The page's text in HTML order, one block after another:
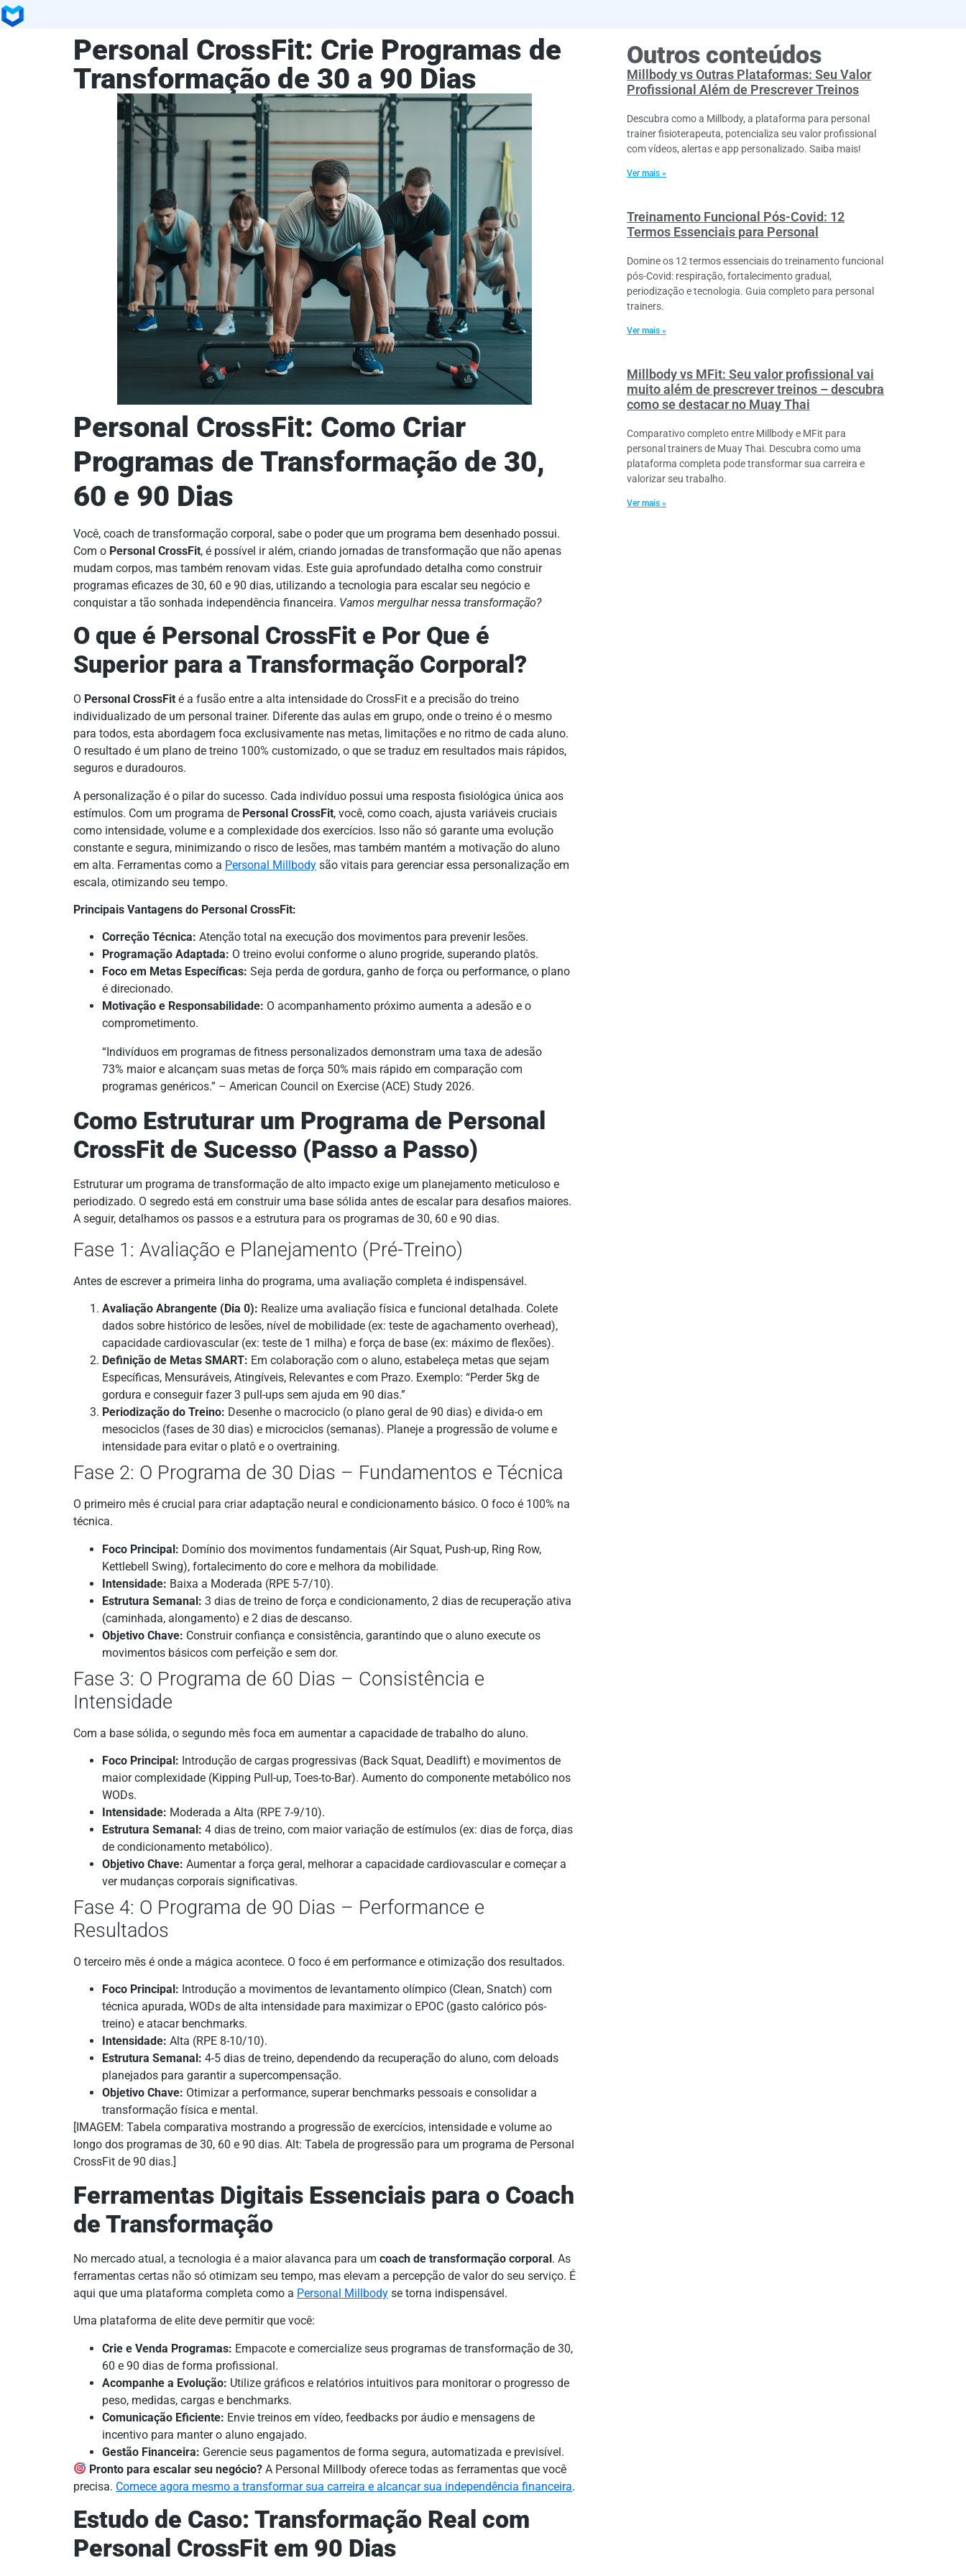
Personal CrossFit: Crie Programas de
Transformação de 30 a 90 Dias
Personal CrossFit: Como Criar
Programas de Transformação de 30,
60 e 90 Dias
Você, coach de transformação corporal, sabe o poder que um programa bem desenhado possui.
Com o Personal CrossFit, é possível ir além, criando jornadas de transformação que não apenas
mudam corpos, mas também renovam vidas. Este guia aprofundado detalha como construir
programas eficazes de 30, 60 e 90 dias, utilizando a tecnologia para escalar seu negócio e
conquistar a tão sonhada independência financeira. Vamos mergulhar nessa transformação?
O que é Personal CrossFit e Por Que é
Superior para a Transformação Corporal?
O Personal CrossFit é a fusão entre a alta intensidade do CrossFit e a precisão do treino
individualizado de um personal trainer. Diferente das aulas em grupo, onde o treino é o mesmo
para todos, esta abordagem foca exclusivamente nas metas, limitações e no ritmo de cada aluno.
O resultado é um plano de treino 100% customizado, o que se traduz em resultados mais rápidos,
seguros e duradouros.
A personalização é o pilar do sucesso. Cada indivíduo possui uma resposta fisiológica única aos
estímulos. Com um programa de Personal CrossFit, você, como coach, ajusta variáveis cruciais
como intensidade, volume e a complexidade dos exercícios. Isso não só garante uma evolução
constante e segura, minimizando o risco de lesões, mas também mantém a motivação do aluno
em alta. Ferramentas como a Personal Millbody são vitais para gerenciar essa personalização em
escala, otimizando seu tempo.
Principais Vantagens do Personal CrossFit:
Correção Técnica: Atenção total na execução dos movimentos para prevenir lesões.
Programação Adaptada: O treino evolui conforme o aluno progride, superando platôs.
Foco em Metas Específicas: Seja perda de gordura, ganho de força ou performance, o plano
é direcionado.
Motivação e Responsabilidade: O acompanhamento próximo aumenta a adesão e o
comprometimento.
“Indivíduos em programas de fitness personalizados demonstram uma taxa de adesão
73% maior e alcançam suas metas de força 50% mais rápido em comparação com
programas genéricos.” – American Council on Exercise (ACE) Study 2026.
Como Estruturar um Programa de Personal
CrossFit de Sucesso (Passo a Passo)
Estruturar um programa de transformação de alto impacto exige um planejamento meticuloso e
periodizado. O segredo está em construir uma base sólida antes de escalar para desafios maiores.
A seguir, detalhamos os passos e a estrutura para os programas de 30, 60 e 90 dias.
Fase 1: Avaliação e Planejamento (Pré-Treino)
Antes de escrever a primeira linha do programa, uma avaliação completa é indispensável.
Avaliação Abrangente (Dia 0): Realize uma avaliação física e funcional detalhada. Colete
dados sobre histórico de lesões, nível de mobilidade (ex: teste de agachamento overhead),
capacidade cardiovascular (ex: teste de 1 milha) e força de base (ex: máximo de flexões).
Definição de Metas SMART: Em colaboração com o aluno, estabeleça metas que sejam
Específicas, Mensuráveis, Atingíveis, Relevantes e com Prazo. Exemplo: “Perder 5kg de
gordura e conseguir fazer 3 pull-ups sem ajuda em 90 dias.”
Periodização do Treino: Desenhe o macrociclo (o plano geral de 90 dias) e divida-o em
mesociclos (fases de 30 dias) e microciclos (semanas). Planeje a progressão de volume e
intensidade para evitar o platô e o overtraining.
Fase 2: O Programa de 30 Dias – Fundamentos e Técnica
O primeiro mês é crucial para criar adaptação neural e condicionamento básico. O foco é 100% na
técnica.
Foco Principal: Domínio dos movimentos fundamentais (Air Squat, Push-up, Ring Row,
Kettlebell Swing), fortalecimento do core e melhora da mobilidade.
Intensidade: Baixa a Moderada (RPE 5-7/10).
Estrutura Semanal: 3 dias de treino de força e condicionamento, 2 dias de recuperação ativa
(caminhada, alongamento) e 2 dias de descanso.
Objetivo Chave: Construir confiança e consistência, garantindo que o aluno execute os
movimentos básicos com perfeição e sem dor.
Fase 3: O Programa de 60 Dias – Consistência e
Intensidade
Com a base sólida, o segundo mês foca em aumentar a capacidade de trabalho do aluno.
Foco Principal: Introdução de cargas progressivas (Back Squat, Deadlift) e movimentos de
maior complexidade (Kipping Pull-up, Toes-to-Bar). Aumento do componente metabólico nos
WODs.
Intensidade: Moderada a Alta (RPE 7-9/10).
Estrutura Semanal: 4 dias de treino, com maior variação de estímulos (ex: dias de força, dias
de condicionamento metabólico).
Objetivo Chave: Aumentar a força geral, melhorar a capacidade cardiovascular e começar a
ver mudanças corporais significativas.
Fase 4: O Programa de 90 Dias – Performance e
Resultados
O terceiro mês é onde a mágica acontece. O foco é em performance e otimização dos resultados.
Foco Principal: Introdução a movimentos de levantamento olímpico (Clean, Snatch) com
técnica apurada, WODs de alta intensidade para maximizar o EPOC (gasto calórico pós-
treino) e atacar benchmarks.
Intensidade: Alta (RPE 8-10/10).
Estrutura Semanal: 4-5 dias de treino, dependendo da recuperação do aluno, com deloads
planejados para garantir a supercompensação.
Objetivo Chave: Otimizar a performance, superar benchmarks pessoais e consolidar a
transformação física e mental.
[IMAGEM: Tabela comparativa mostrando a progressão de exercícios, intensidade e volume ao
longo dos programas de 30, 60 e 90 dias. Alt: Tabela de progressão para um programa de Personal
CrossFit de 90 dias.]
Ferramentas Digitais Essenciais para o Coach
de Transformação
No mercado atual, a tecnologia é a maior alavanca para um coach de transformação corporal. As
ferramentas certas não só otimizam seu tempo, mas elevam a percepção de valor do seu serviço. É
aqui que uma plataforma completa como a Personal Millbody se torna indispensável.
Uma plataforma de elite deve permitir que você:
Crie e Venda Programas: Empacote e comercialize seus programas de transformação de 30,
60 e 90 dias de forma profissional.
Acompanhe a Evolução: Utilize gráficos e relatórios intuitivos para monitorar o progresso de
peso, medidas, cargas e benchmarks.
Comunicação Eficiente: Envie treinos em vídeo, feedbacks por áudio e mensagens de
incentivo para manter o aluno engajado.
Gestão Financeira: Gerencie seus pagamentos de forma segura, automatizada e previsível.
Pronto para escalar seu negócio? A Personal Millbody oferece todas as ferramentas que você
precisa. Comece agora mesmo a transformar sua carreira e alcançar sua independência financeira.
Estudo de Caso: Transformação Real com
Personal CrossFit em 90 Dias
Outros conteúdos
Millbody vs Outras Plataformas: Seu Valor
Profissional Além de Prescrever Treinos
Descubra como a Millbody, a plataforma para personal
trainer fisioterapeuta, potencializa seu valor profissional
com vídeos, alertas e app personalizado. Saiba mais!
Ver mais »
Treinamento Funcional Pós-Covid: 12
Termos Essenciais para Personal
Domine os 12 termos essenciais do treinamento funcional
pós-Covid: respiração, fortalecimento gradual,
periodização e tecnologia. Guia completo para personal
trainers.
Ver mais »
Millbody vs MFit: Seu valor profissional vai
muito além de prescrever treinos – descubra
como se destacar no Muay Thai
Comparativo completo entre Millbody e MFit para
personal trainers de Muay Thai. Descubra como uma
plataforma completa pode transformar sua carreira e
valorizar seu trabalho.
Ver mais »